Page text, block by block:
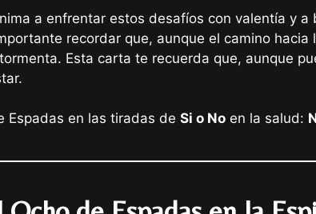
a enfrentar estos desafíos con valentía y
recordar que, aunque el camino
Esta carta te recuerda que, aunque
Espadas en las tiradas de Si o No en la salud: